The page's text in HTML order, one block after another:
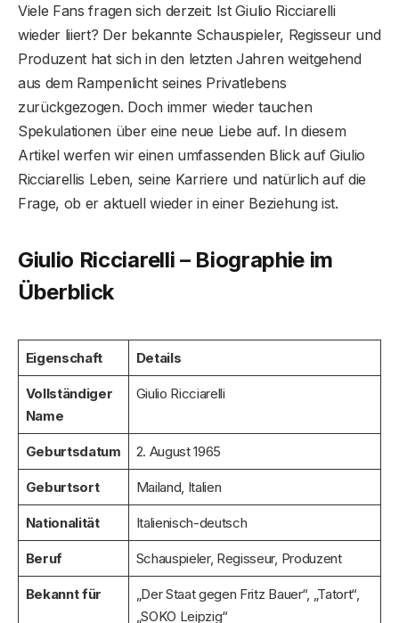
Viele Fans fragen sich derzeit: Ist Giulio Ricciarelli
wieder liiert? Der bekannte Schauspieler, Regisseur und
Produzent hat sich in den letzten Jahren weitgehend
aus dem Rampenlicht seines Privatlebens
zurückgezogen. Doch immer wieder tauchen
Spekulationen über eine neue Liebe auf. In diesem
Artikel werfen wir einen umfassenden Blick auf Giulio
Ricciarellis Leben, seine Karriere und natürlich auf die
Frage, ob er aktuell wieder in einer Beziehung ist.
Giulio Ricciarelli – Biographie im
Überblick
Eigenschaft Details
Vollständiger
Name
Giulio Ricciarelli
Geburtsdatum 2. August 1965
Geburtsort Mailand, Italien
Nationalität Italienisch-deutsch
Beruf Schauspieler, Regisseur, Produzent
Bekannt für
„Der Staat gegen Fritz Bauer“, „Tatort“,
„SOKO Leipzig“